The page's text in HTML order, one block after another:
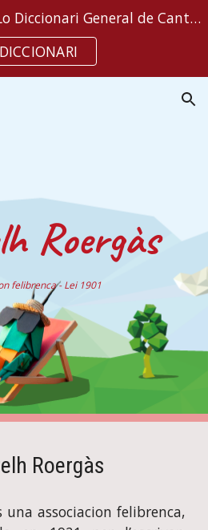
EVENIMENT MÀGER ! Lo Diccionari General de Cantalausa consultable aicí
Roergàs
felibrenca-Lei 1901
Roergàs
una associacion felibrenca,